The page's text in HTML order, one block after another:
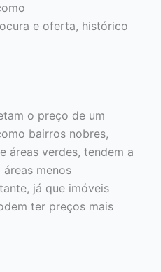
e oferta, histórico
o preço de um
bairros nobres,
áreas verdes, tendem a
menos
já que imóveis
ter preços mais